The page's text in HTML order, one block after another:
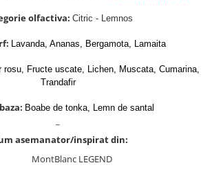
olfactiva: Citric - Lemnos
Lavanda, Ananas, Bergamota, Lamaita
rosu, Fructe uscate, Lichen, Muscata, Cumarina,
Trandafir
Boabe de tonka, Lemn de santal
asemanator/inspirat din:
MontBlanc LEGEND